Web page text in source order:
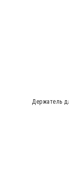
Держатель